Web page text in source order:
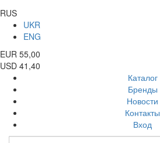
RUS
UKR
ENG
EUR 55,00
USD 41,40
Каталог
Бренды
Новости
Контакты
Вход